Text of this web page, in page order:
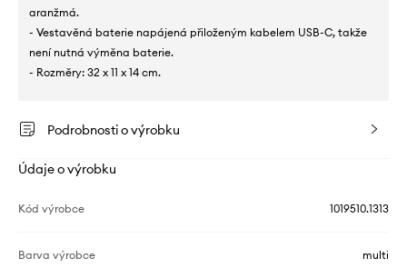
aranžmá.
- Vestavěná baterie napájená přiloženým kabelem USB-C, takže
není nutná výměna baterie.
- Rozměry: 32 x 11 x 14 cm.
Podrobnosti o výrobku
Údaje o výrobku
Kód výrobce 1019510.1313
Barva výrobce multi